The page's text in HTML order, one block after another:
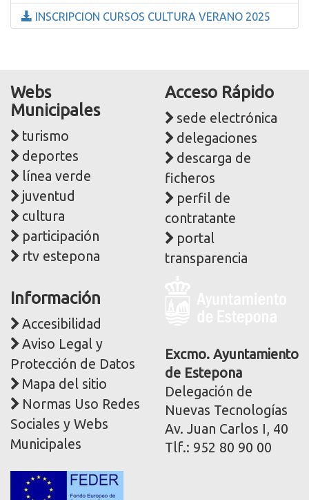
INSCRIPCION CURSOS CULTURA VERANO 2025
Webs
Municipales
turismo
deportes
línea verde
juventud
cultura
participación
rtv estepona
Acceso Rápido
sede electrónica
delegaciones
descarga de
ficheros
perfil de
contratante
portal
transparencia
Información
Accesibilidad
Aviso Legal y
Protección de Datos
Mapa del sitio
Normas Uso Redes
Sociales y Webs
Municipales
corporativa
Excmo. Ayuntamiento
de Estepona
Delegación de
Nuevas Tecnologías
Av. Juan Carlos I, 40
Tlf.: 952 80 90 00